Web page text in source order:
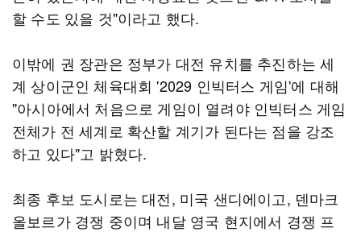
할 수도 있을 것"이라고 했다.
이밖에 권 장관은 정부가 대전 유치를 추진하는 세
계 상이군인 체육대회 '2029 인빅터스 게임'에 대해
"아시아에서 처음으로 게임이 열려야 인빅터스 게임
전체가 전 세계로 확산할 계기가 된다는 점을 강조
하고 있다"고 밝혔다.
최종 후보 도시로는 대전, 미국 샌디에이고, 덴마크
올보르가 경쟁 중이며 내달 영국 현지에서 경쟁 프